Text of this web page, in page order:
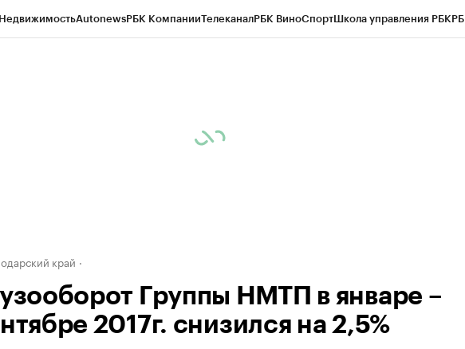
НедвижимостьAutonewsРБК КомпанииТелеканалРБК ВиноСпортШкола управления РБК
край
Группы НМТП в январе –
2017г. снизился на 2,5%